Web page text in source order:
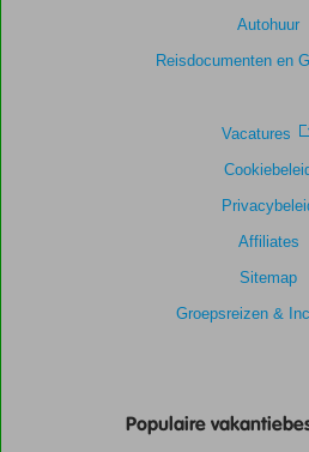
8,7
Kamers
Kindvriendelijk
Autohuur
Reisdocumenten en
Vacatures
Affiliates
Sitemap
Groepsreizen &
Populaire